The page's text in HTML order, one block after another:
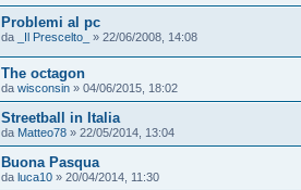
Problemi al pc
da _Il Prescelto_ » 22/06/2008, 14:08
The octagon
da wisconsin » 04/06/2015, 18:02
Streetball in Italia
da Matteo78 » 22/05/2014, 13:04
Buona Pasqua
da luca10 » 20/04/2014, 11:30